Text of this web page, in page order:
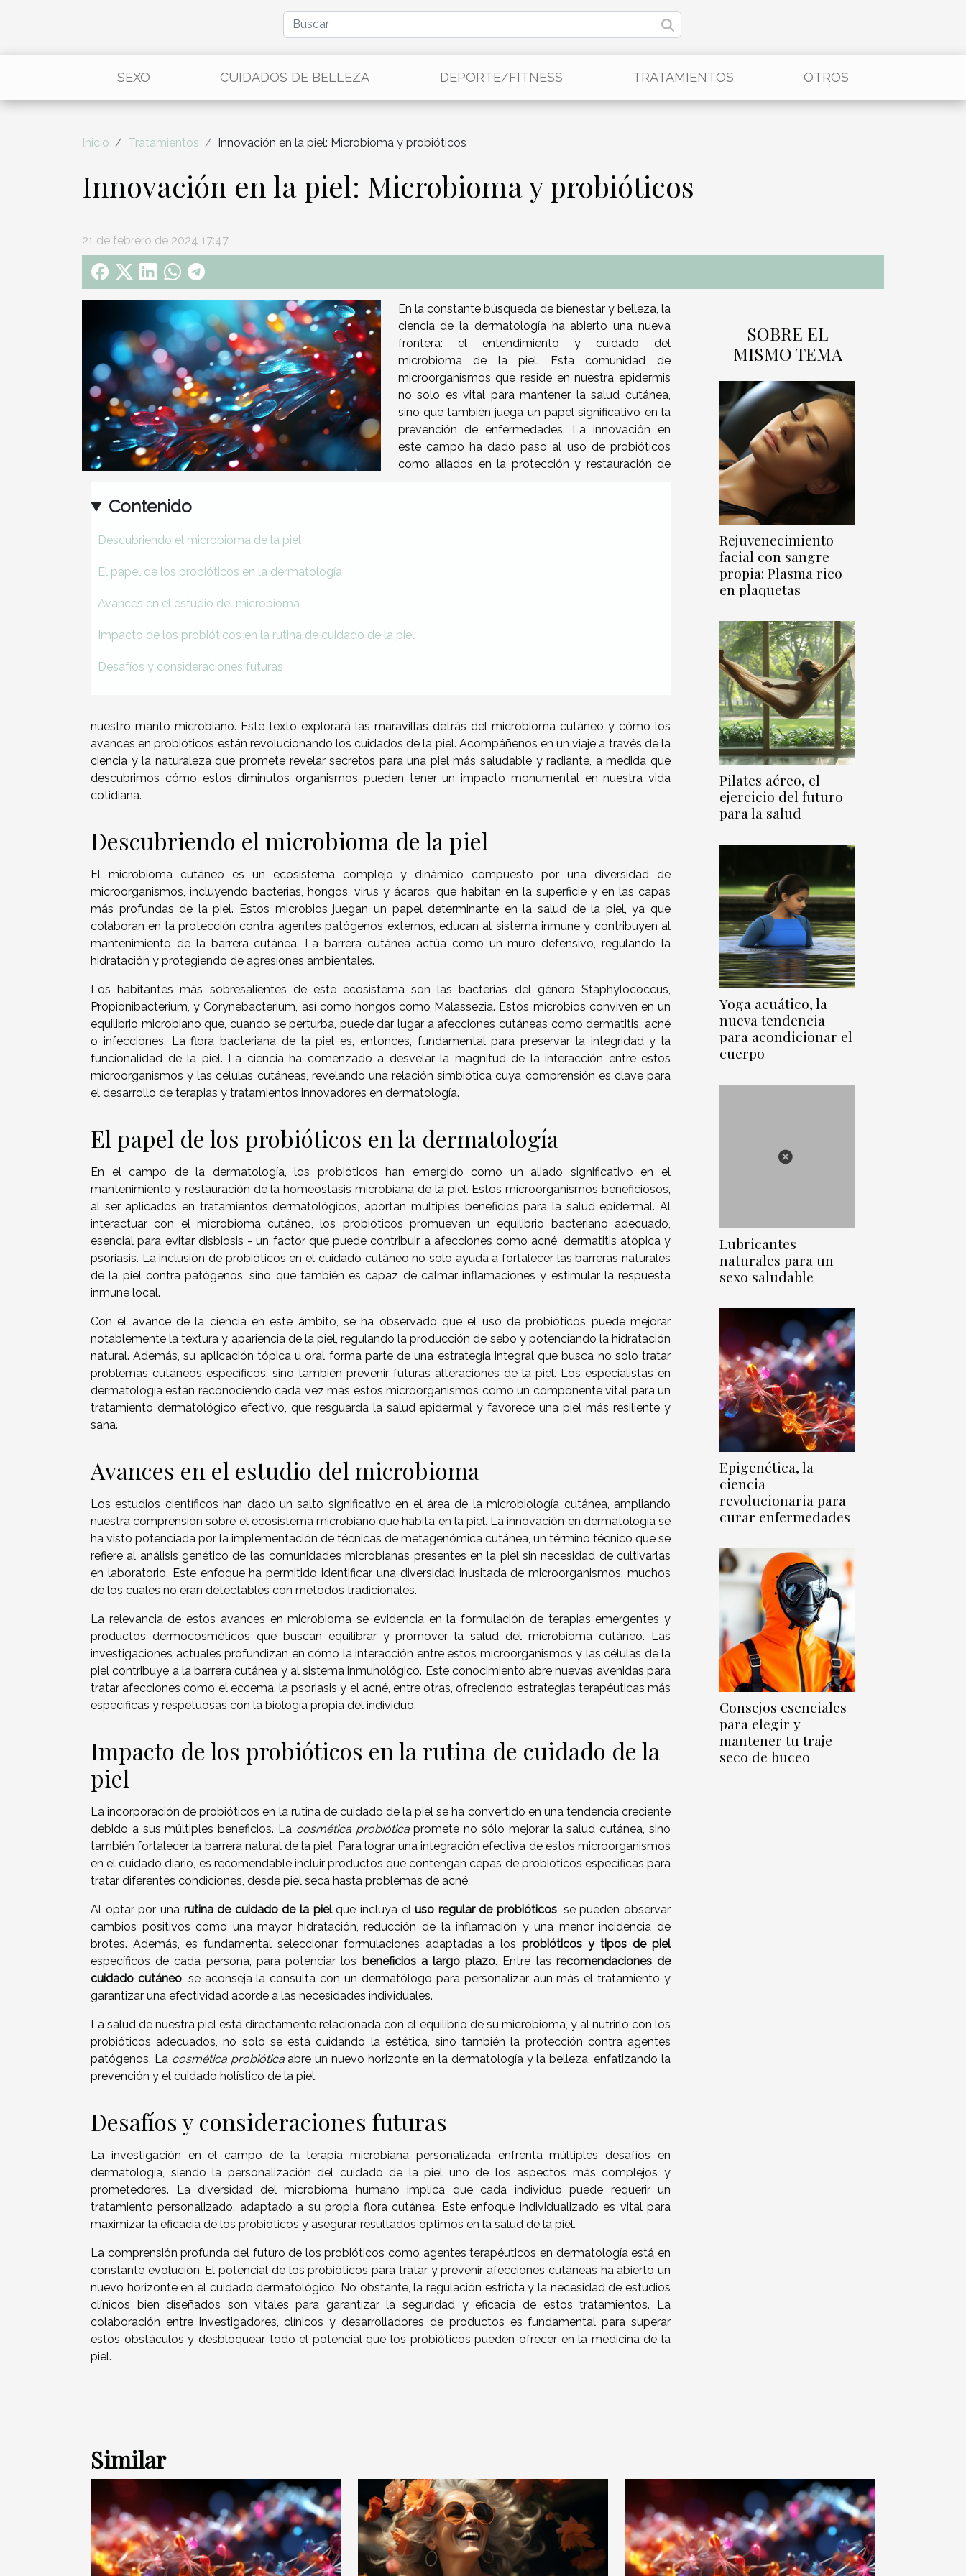
SEXO CUIDADOS DE BELLEZA DEPORTE/FITNESS TRATAMIENTOS OTROS
Inicio Tratamientos Innovación en la piel: Microbioma y probióticos
Innovación en la piel: Microbioma y probióticos
21 de febrero de 2024 17:47
Contenido
Descubriendo el microbioma de la piel
El papel de los probióticos en la dermatología
Avances en el estudio del microbioma
Impacto de los probióticos en la rutina de cuidado de la piel
Desafíos y consideraciones futuras
En la constante búsqueda de bienestar y belleza, la
ciencia de la dermatología ha abierto una nueva
frontera: el entendimiento y cuidado del
microbioma de la piel. Esta comunidad de
microorganismos que reside en nuestra epidermis
no solo es vital para mantener la salud cutánea,
sino que también juega un papel significativo en la
prevención de enfermedades. La innovación en
este campo ha dado paso al uso de probióticos
como aliados en la protección y restauración de
nuestro manto microbiano. Este texto explorará las maravillas detrás del microbioma cutáneo y cómo los
avances en probióticos están revolucionando los cuidados de la piel. Acompáñenos en un viaje a través de la
ciencia y la naturaleza que promete revelar secretos para una piel más saludable y radiante, a medida que
descubrimos cómo estos diminutos organismos pueden tener un impacto monumental en nuestra vida
cotidiana.
Descubriendo el microbioma de la piel
El microbioma cutáneo es un ecosistema complejo y dinámico compuesto por una diversidad de
microorganismos, incluyendo bacterias, hongos, virus y ácaros, que habitan en la superficie y en las capas
más profundas de la piel. Estos microbios juegan un papel determinante en la salud de la piel, ya que
colaboran en la protección contra agentes patógenos externos, educan al sistema inmune y contribuyen al
mantenimiento de la barrera cutánea. La barrera cutánea actúa como un muro defensivo, regulando la
hidratación y protegiendo de agresiones ambientales.
Los habitantes más sobresalientes de este ecosistema son las bacterias del género Staphylococcus,
Propionibacterium, y Corynebacterium, así como hongos como Malassezia. Estos microbios conviven en un
equilibrio microbiano que, cuando se perturba, puede dar lugar a afecciones cutáneas como dermatitis, acné
o infecciones. La flora bacteriana de la piel es, entonces, fundamental para preservar la integridad y la
funcionalidad de la piel. La ciencia ha comenzado a desvelar la magnitud de la interacción entre estos
microorganismos y las células cutáneas, revelando una relación simbiótica cuya comprensión es clave para
el desarrollo de terapias y tratamientos innovadores en dermatología.
El papel de los probióticos en la dermatología
En el campo de la dermatología, los probióticos han emergido como un aliado significativo en el
mantenimiento y restauración de la homeostasis microbiana de la piel. Estos microorganismos beneficiosos,
al ser aplicados en tratamientos dermatológicos, aportan múltiples beneficios para la salud epidermal. Al
interactuar con el microbioma cutáneo, los probióticos promueven un equilibrio bacteriano adecuado,
esencial para evitar disbiosis - un factor que puede contribuir a afecciones como acné, dermatitis atópica y
psoriasis. La inclusión de probióticos en el cuidado cutáneo no solo ayuda a fortalecer las barreras naturales
de la piel contra patógenos, sino que también es capaz de calmar inflamaciones y estimular la respuesta
inmune local.
Con el avance de la ciencia en este ámbito, se ha observado que el uso de probióticos puede mejorar
notablemente la textura y apariencia de la piel, regulando la producción de sebo y potenciando la hidratación
natural. Además, su aplicación tópica u oral forma parte de una estrategia integral que busca no solo tratar
problemas cutáneos específicos, sino también prevenir futuras alteraciones de la piel. Los especialistas en
dermatología están reconociendo cada vez más estos microorganismos como un componente vital para un
tratamiento dermatológico efectivo, que resguarda la salud epidermal y favorece una piel más resiliente y
sana.
Avances en el estudio del microbioma
Los estudios científicos han dado un salto significativo en el área de la microbiología cutánea, ampliando
nuestra comprensión sobre el ecosistema microbiano que habita en la piel. La innovación en dermatología se
ha visto potenciada por la implementación de técnicas de metagenómica cutánea, un término técnico que se
refiere al análisis genético de las comunidades microbianas presentes en la piel sin necesidad de cultivarlas
en laboratorio. Este enfoque ha permitido identificar una diversidad inusitada de microorganismos, muchos
de los cuales no eran detectables con métodos tradicionales.
La relevancia de estos avances en microbioma se evidencia en la formulación de terapias emergentes y
productos dermocosméticos que buscan equilibrar y promover la salud del microbioma cutáneo. Las
investigaciones actuales profundizan en cómo la interacción entre estos microorganismos y las células de la
piel contribuye a la barrera cutánea y al sistema inmunológico. Este conocimiento abre nuevas avenidas para
tratar afecciones como el eccema, la psoriasis y el acné, entre otras, ofreciendo estrategias terapéuticas más
específicas y respetuosas con la biología propia del individuo.
Impacto de los probióticos en la rutina de cuidado de la
piel
La incorporación de probióticos en la rutina de cuidado de la piel se ha convertido en una tendencia creciente
debido a sus múltiples beneficios. La cosmética probióticapromete no sólo mejorar la salud cutánea, sino
también fortalecer la barrera natural de la piel. Para lograr una integración efectiva de estos microorganismos
en el cuidado diario, es recomendable incluir productos que contengan cepas de probióticos específicas para
tratar diferentes condiciones, desde piel seca hasta problemas de acné.
Al optar por una rutina de cuidado de la pielque incluya eluso regular de probióticos, se pueden observar
cambios positivos como una mayor hidratación, reducción de la inflamación y una menor incidencia de
brotes. Además, es fundamental seleccionar formulaciones adaptadas a losprobióticos y tipos de piel
específicos de cada persona, para potenciar los beneficios a largo plazo. Entre las recomendaciones de
cuidado cutáneo, se aconseja la consulta con un dermatólogo para personalizar aún más el tratamiento y
garantizar una efectividad acorde a las necesidades individuales.
La salud de nuestra piel está directamente relacionada con el equilibrio de su microbioma, y al nutrirlo con los
probióticos adecuados, no solo se está cuidando la estética, sino también la protección contra agentes
patógenos. La cosmética probióticaabre un nuevo horizonte en la dermatología y la belleza, enfatizando la
prevención y el cuidado holístico de la piel.
Desafíos y consideraciones futuras
La investigación en el campo de la terapia microbiana personalizada enfrenta múltiples desafíos en
dermatología, siendo la personalización del cuidado de la piel uno de los aspectos más complejos y
prometedores. La diversidad del microbioma humano implica que cada individuo puede requerir un
tratamiento personalizado, adaptado a su propia flora cutánea. Este enfoque individualizado es vital para
maximizar la eficacia de los probióticos y asegurar resultados óptimos en la salud de la piel.
La comprensión profunda del futuro de los probióticos como agentes terapéuticos en dermatología está en
constante evolución. El potencial de los probióticos para tratar y prevenir afecciones cutáneas ha abierto un
nuevo horizonte en el cuidado dermatológico. No obstante, la regulación estricta y la necesidad de estudios
clínicos bien diseñados son vitales para garantizar la seguridad y eficacia de estos tratamientos. La
colaboración entre investigadores, clínicos y desarrolladores de productos es fundamental para superar
estos obstáculos y desbloquear todo el potencial que los probióticos pueden ofrecer en la medicina de la
piel.
SOBRE EL
MISMO TEMA
Rejuvenecimiento
facial con sangre
propia: Plasma rico
en plaquetas
Pilates aéreo, el
ejercicio del futuro
para la salud
Yoga acuático, la
nueva tendencia
para acondicionar el
cuerpo
Lubricantes
naturales para un
sexo saludable
Epigenética, la
ciencia
revolucionaria para
curar enfermedades
Consejos esenciales
para elegir y
mantener tu traje
seco de buceo
Similar